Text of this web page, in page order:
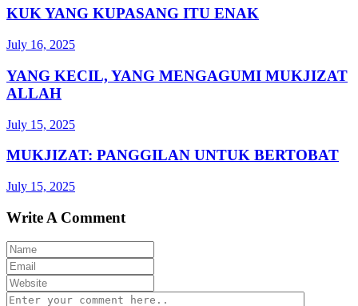
KUK YANG KUPASANG ITU ENAK
July 16, 2025
YANG KECIL, YANG MENGAGUMI MUKJIZAT
ALLAH
July 15, 2025
MUKJIZAT: PANGGILAN UNTUK BERTOBAT
July 15, 2025
Write A Comment